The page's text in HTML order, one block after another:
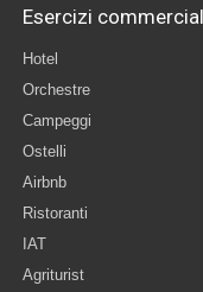
Esercizi
Hotel
Orchestre
Campeggi
Ostelli
Airbnb
Ristoranti
IAT
Agriturist